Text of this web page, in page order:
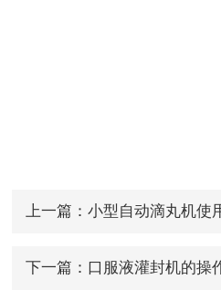
上一篇： 小型自动滴丸机使
下一篇： 口服液灌封机的操